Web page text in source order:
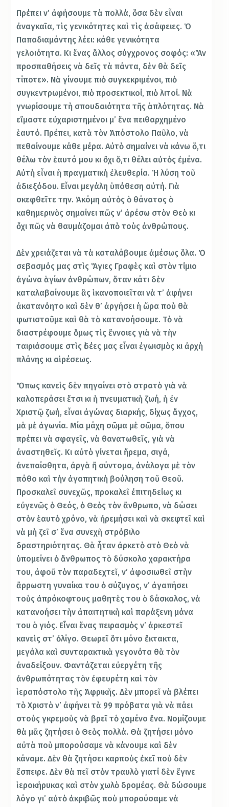
Πρέπει ν’ ἀφήσουμε τὰ πολλά, ὅσα δὲν εἶναι
ἀναγκαῖα, τὶς γενικότητες καὶ τὶς ἀσάφειες. Ὁ
Παπαδιαμάντης λέει: κάθε γενικότητα
γελοιότητα. Κι ἕνας ἄλλος σύγχρονος σοφός: «Ἂν
προσπαθήσεις νὰ δεῖς τὰ πάντα, δὲν θὰ δεῖς
τίποτε». Νὰ γίνουμε πιὸ συγκεκριμένοι, πιὸ
συγκεντρωμένοι, πιὸ προσεκτικοί, πιὸ λιτοί. Νὰ
γνωρίσουμε τὴ σπουδαιότητα τῆς ἁπλότητας. Νὰ
εἴμαστε εὐχαριστημένοι μ’ ἕνα πειθαρχημένο
ἑαυτό. Πρέπει, κατὰ τὸν Ἀπόστολο Παῦλο, νὰ
πεθαίνουμε κάθε μέρα. Αὐτὸ σημαίνει νὰ κάνω ὅ,τι
θέλω τὸν ἑαυτό μου κι ὄχι ὅ,τι θέλει αὐτὸς ἐμένα.
Αὐτὴ εἶναι ἡ πραγματικὴ ἐλευθερία. Ἡ λύση τοῦ
ἀδιεξόδου. Εἶναι μεγάλη ὑπόθεση αὐτή. Γιὰ
σκεφθεῖτε την. Ἀκόμη αὐτὸς ὁ θάνατος ὁ
καθημερινὸς σημαίνει πῶς ν’ ἀρέσω στὸν Θεὸ κι
ὄχι πῶς νὰ θαυμάζομαι ἀπὸ τοὺς ἀνθρώπους.
Δὲν χρειάζεται νὰ τὰ καταλάβουμε ἀμέσως ὅλα. Ὁ
σεβασμός μας στὶς Ἅγιες Γραφὲς καὶ στὸν τίμιο
ἀγώνα ἁγίων ἀνθρώπων, ὅταν κάτι δὲν
καταλαβαίνουμε ἂς ἱκανοποιεῖται νὰ τ’ ἀφήνει
ἀκατανόητο καὶ δὲν θ’ ἀργήσει ἡ ὥρα ποὺ θὰ
φωτιστοῦμε καὶ θὰ τὸ κατανοήσουμε. Τὸ νὰ
διαστρέφουμε ὅμως τὶς ἔννοιες γιὰ νὰ τὴν
ταιριάσουμε στὶς ἰδέες μας εἶναι ἐγωισμὸς κι ἀρχὴ
πλάνης κι αἱρέσεως.
Ὅπως κανεὶς δὲν πηγαίνει στὸ στρατὸ γιὰ νὰ
καλοπεράσει ἔτσι κι ἡ πνευματικὴ ζωή, ἡ ἐν
Χριστῷ ζωή, εἶναι ἀγώνας διαρκής, δίχως ἄγχος,
μὰ μὲ ἀγωνία. Μία μάχη σῶμα μὲ σῶμα, ὅπου
πρέπει νὰ σφαγεῖς, νὰ θανατωθεῖς, γιὰ νὰ
ἀναστηθεῖς. Κι αὐτὸ γίνεται ἤρεμα, σιγά,
ἀνεπαίσθητα, ἀργὰ ἤ σύντομα, ἀνάλογα μὲ τὸν
πόθο καὶ τὴν ἀγαπητικὴ βούληση τοῦ Θεοῦ.
Προσκαλεῖ συνεχῶς, προκαλεῖ ἐπιτηδείως κι
εὐγενῶς ὁ Θεός, ὁ Θεὸς τὸν ἄνθρωπο, νὰ δώσει
στὸν ἑαυτὸ χρόνο, νὰ ἠρεμήσει καὶ νὰ σκεφτεῖ καὶ
νὰ μὴ ζεῖ σ’ ἕνα συνεχῆ στρόβιλο
δραστηριότητας. Θὰ ἦταν ἀρκετὸ στὸ Θεὸ νὰ
ὑπομείνει ὁ ἄνθρωπος τὸ δύσκολο χαρακτήρα
του, ἀφοῦ τὸν παραδεχτεῖ, ν’ ἀφοσιωθεῖ στὴν
ἄρρωστη γυναίκα του ὁ σύζυγος, ν’ ἀγαπήσει
τοὺς ἀπρόκοφτους μαθητὲς του ὁ δάσκαλος, νὰ
κατανοήσει τὴν ἀπαιτητικὴ καὶ παράξενη μάνα
του ὁ γιός. Εἶναι ἕνας πειρασμὸς ν’ ἀρκεστεῖ
κανεὶς στ’ ὀλίγο. Θεωρεῖ ὅτι μόνο ἔκτακτα,
μεγάλα καὶ συνταρακτικὰ γεγονότα θὰ τὸν
ἀναδείξουν. Φαντάζεται εὐεργέτη τῆς
ἀνθρωπότητας τὸν ἐφευρέτη καὶ τὸν
ἱεραπόστολο τῆς Ἀφρικῆς. Δὲν μπορεῖ νὰ βλέπει
τὸ Χριστὸ ν’ ἀφήνει τὰ 99 πρόβατα γιὰ νὰ πάει
στοὺς γκρεμοὺς νὰ βρεῖ τὸ χαμένο ἕνα. Νομίζουμε
θὰ μᾶς ζητήσει ὁ Θεὸς πολλά. Θὰ ζητήσει μόνο
αὐτὰ ποὺ μπορούσαμε νὰ κάνουμε καὶ δὲν
κάναμε. Δὲν θὰ ζητήσει καρποὺς ἐκεῖ ποὺ δὲν
ἔσπειρε. Δὲν θὰ πεῖ στὸν τραυλὸ γιατί δὲν ἔγινε
ἱεροκήρυκας καὶ στὸν χωλὸ δρομέας. Θὰ δώσουμε
λόγο γι’ αὐτὸ ἀκριβῶς ποὺ μπορούσαμε νὰ